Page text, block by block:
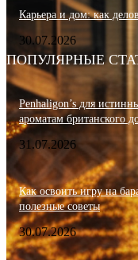
Карьера и дом: как
30.07.2026
ПОПУЛЯРНЫЕ
Penhaligon’s для
ароматам британского
31.07.2026
Как освоить игру на
полезные советы
30.07.2026